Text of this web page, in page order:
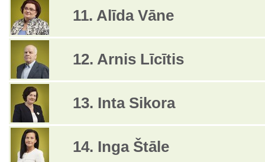
11. Alīda Vāne
12. Arnis Līcītis
13. Inta Sikora
14. Inga Štāle